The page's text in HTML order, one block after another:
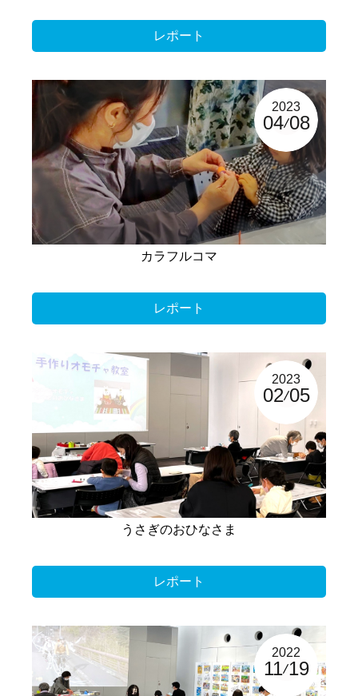
レポート
2023
04 08
カラフルコマ
レポート
2023
02 05
うさぎのおひなさま
レポート
2022
11 19